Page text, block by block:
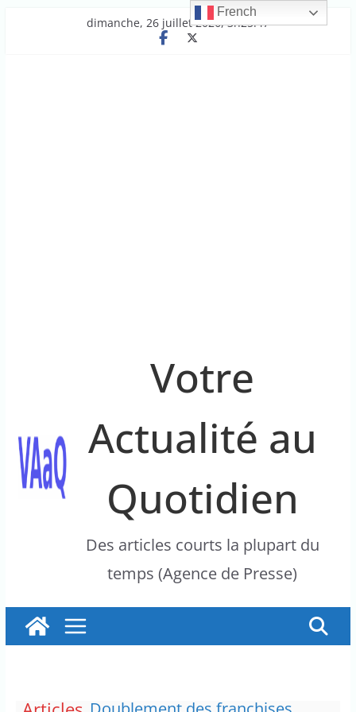
dimanche, 26 juillet 2026, 3h25:47
Votre
Actualité au
Quotidien
Des articles courts la plupart du
temps (Agence de Presse)
French